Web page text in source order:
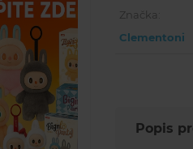
Značka:
Clementoni
Popis